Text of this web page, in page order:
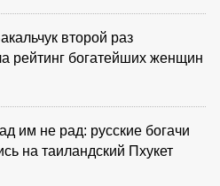
второй раз
рейтинг богатейших женщин
им не рад: русские богачи
на таиландский Пхукет